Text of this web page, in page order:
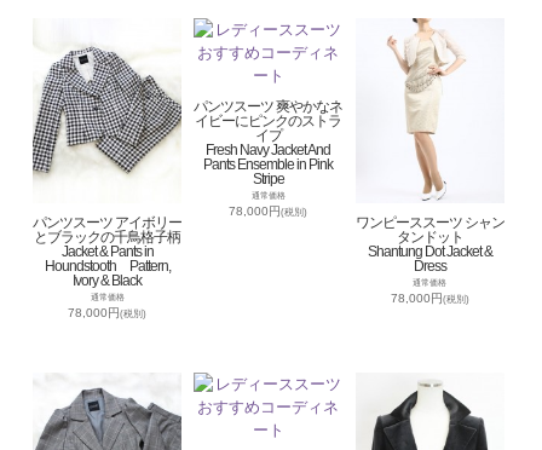
パンツスーツ アイボリー
とブラックの千鳥格子柄
Jacket & Pants in
Houndstooth Pattern,
Ivory & Black
通常価格
78,000円(税別)
パンツスーツ 爽やかなネ
イビーにピンクのストラ
イプ
Fresh Navy Jacket And
Pants Ensemble in Pink
Stripe
通常価格
78,000円(税別)
ワンピーススーツ シャン
タンドット
Shantung Dot Jacket &
Dress
通常価格
78,000円(税別)